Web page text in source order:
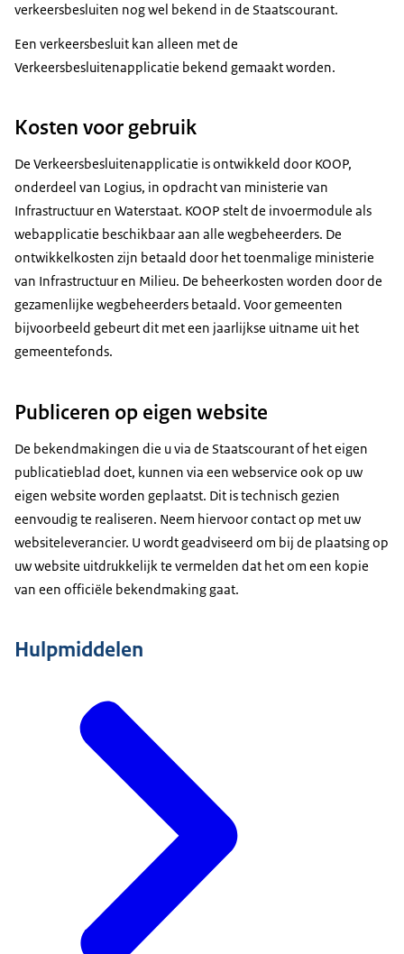
verkeersbesluiten nog wel bekend in de Staatscourant.
Een verkeersbesluit kan alleen met de
Verkeersbesluitenapplicatie bekend gemaakt worden.
Kosten voor gebruik
De Verkeersbesluitenapplicatie is ontwikkeld door KOOP,
onderdeel van Logius, in opdracht van ministerie van
Infrastructuur en Waterstaat. KOOP stelt de invoermodule als
webapplicatie beschikbaar aan alle wegbeheerders. De
ontwikkelkosten zijn betaald door het toenmalige ministerie
van Infrastructuur en Milieu. De beheerkosten worden door de
gezamenlijke wegbeheerders betaald. Voor gemeenten
bijvoorbeeld gebeurt dit met een jaarlijkse uitname uit het
gemeentefonds.
Publiceren op eigen website
De bekendmakingen die u via de Staatscourant of het eigen
publicatieblad doet, kunnen via een webservice ook op uw
eigen website worden geplaatst. Dit is technisch gezien
eenvoudig te realiseren. Neem hiervoor contact op met uw
websiteleverancier. U wordt geadviseerd om bij de plaatsing op
uw website uitdrukkelijk te vermelden dat het om een kopie
van een officiële bekendmaking gaat.
Hulpmiddelen